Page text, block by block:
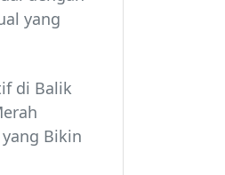
yang
di Balik
Bikin